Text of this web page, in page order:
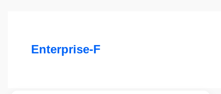
Enterprise-F